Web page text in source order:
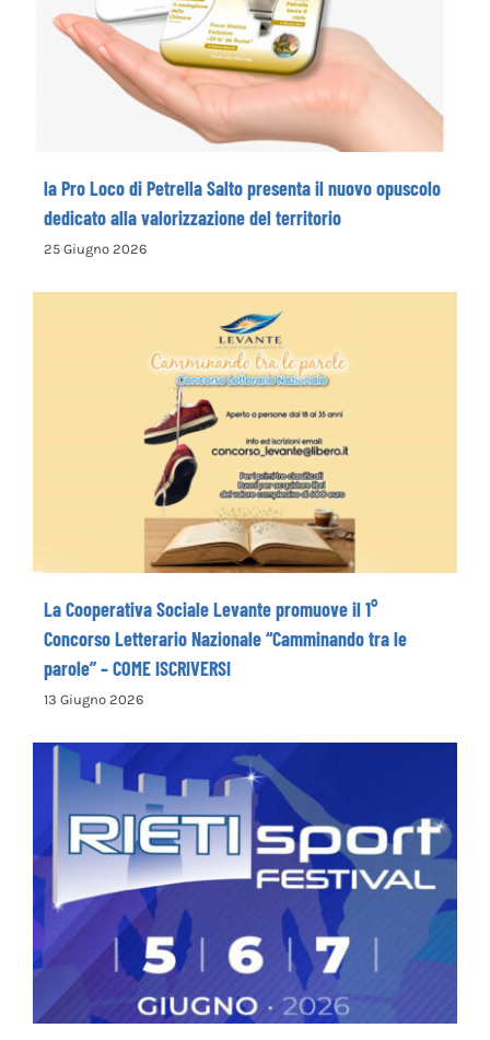
nuovo opuscolo dedicato alla
valorizzazione del territorio
la Pro Loco di Petrella Salto presenta il nuovo opuscolo
dedicato alla valorizzazione del territorio
25 Giugno 2026
La Cooperativa Sociale Levante promuove
il 1° Concorso Letterario Nazionale
“Camminando tra le parole” – COME
ISCRIVERSI
La Cooperativa Sociale Levante promuove il 1°
Concorso Letterario Nazionale “Camminando tra le
parole” – COME ISCRIVERSI
13 Giugno 2026
Rieti Sport Festival XI edizione dal 5 al 7